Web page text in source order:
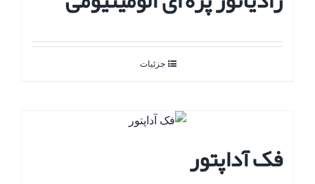
جزئیات
فک آداپتور